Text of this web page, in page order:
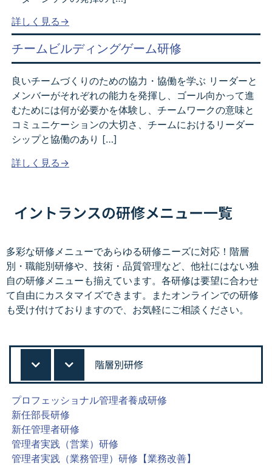
詳しく見る→
チームビルディングゲーム研修
良いチームづくりのための協力・協働を学ぶ リーダーと
メンバーがそれぞれの能力を発揮し、ゴール向かって進
むためには何が必要かを体験し、チームワークの意味と
コミュニケーションの大切さ、チームにおけるリーダー
シップと協働のあり […]
詳しく見る→
イントランスの研修メニュー一覧
多彩な研修メニューであらゆる研修ニーズに対応！階層
別・職能別研修や、技術・品質管理など、他社にはない独
自の研修メニューも揃えています。各研修は要望に合わせ
て自由にカスタマイズできます。またオンラインでの研修
も受け付けておりますので、お気軽にご相談ください。
階層別研修
プロフェッショナル管理者養成研修
新任部長研修
新任管理者研修
管理者実践（営業）研修
管理者実践（業務管理）研修【業務改善】